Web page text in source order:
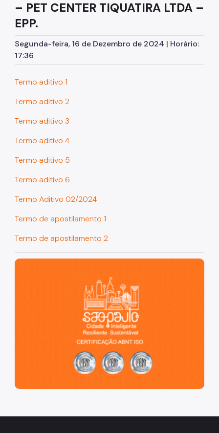
Assessoria de Planejamento – Asplan
Assessoria Parlamentar
Atenção Básica
Atenção Especializada
Atenção Hospitalar
Atenção Integral às Pessoas em Situação de
Escola Municipal de Saúde - EMS
Gestão Participativa
Hospital do Servidor Público Municipal
Judicialização da Saúde
Licitações e Compras Públicas
Editais / Consulta Pública
– PET CENTER TIQUATIRA LTDA –
EPP.
Segunda-feira, 16 de Dezembro de 2024 | Horário:
17:36
Termo aditivo 1
Termo aditivo 2
Termo aditivo 3
Termo aditivo 4
Termo aditivo 5
Termo aditivo 6
Termo Aditivo 02/2024
Termo de apostilamento 1
Termo de apostilamento 2
São Paulo, cidade inteligente, resiliente e sustentável